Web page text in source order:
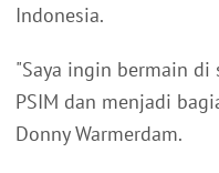
Indonesia.
"Saya ingin bermain
PSIM dan menjadi
Donny Warmerdam.